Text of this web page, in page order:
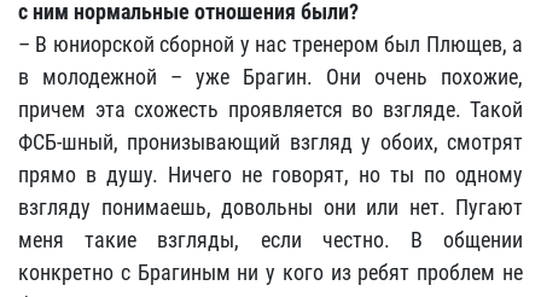
с ним нормальные отношения были?
– В юниорской сборной у нас тренером был Плющев, а
в молодежной – уже Брагин. Они очень похожие,
причем эта схожесть проявляется во взгляде. Такой
ФСБ-шный, пронизывающий взгляд у обоих, смотрят
прямо в душу. Ничего не говорят, но ты по одному
взгляду понимаешь, довольны они или нет. Пугают
меня такие взгляды, если честно. В общении
конкретно с Брагиным ни у кого из ребят проблем не